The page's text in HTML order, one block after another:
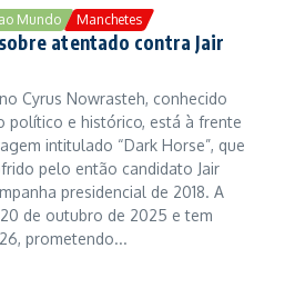
Mundo Manchetes
atentado contra Jair
Cyrus Nowrasteh, conhecido
político e histórico, está à frente
intitulado “Dark Horse”, que
pelo então candidato Jair
presidencial de 2018. A
de outubro de 2025 e tem
prometendo...